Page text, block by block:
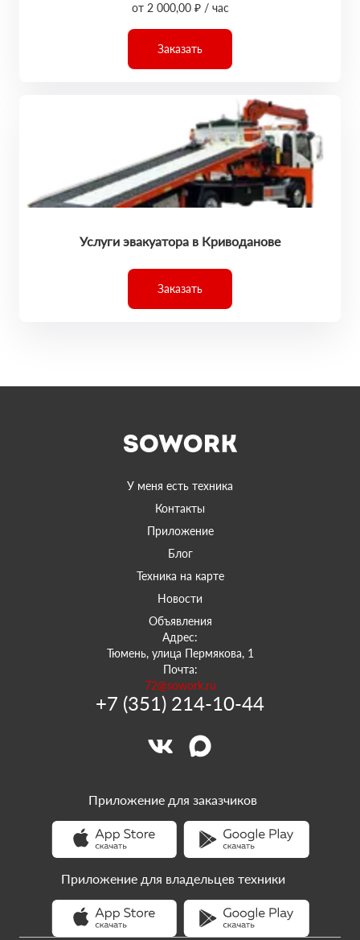
от 2 000,00 ₽ / час
Заказать
Услуги эвакуатора в Криводанове
Заказать
У меня есть техника
Контакты
Приложение
Блог
Техника на карте
Новости
Объявления
Адрес:
Тюмень, улица Пермякова, 1
Почта:
72@sowork.ru
+7 (351) 214-10-44
Приложение для заказчиков
Приложение для владельцев техники